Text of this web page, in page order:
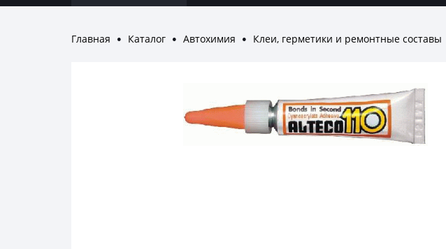
Главная ● Каталог ● Автохимия ● Клеи, герметики и ремонтные составы